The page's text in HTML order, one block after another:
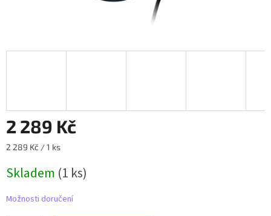
2 289 Kč
Měrná
2 289 Kč / 1 ks
Skladem (1 ks)
Možnosti doručení